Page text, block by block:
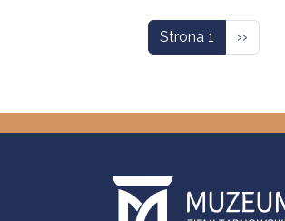
Strona 1 ››